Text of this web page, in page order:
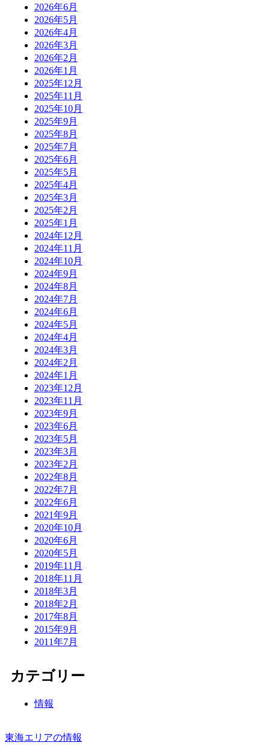
2026年6月
2026年5月
2026年4月
2026年3月
2026年2月
2026年1月
2025年12月
2025年11月
2025年10月
2025年9月
2025年8月
2025年7月
2025年6月
2025年5月
2025年4月
2025年3月
2025年2月
2025年1月
2024年12月
2024年11月
2024年10月
2024年9月
2024年8月
2024年7月
2024年6月
2024年5月
2024年4月
2024年3月
2024年2月
2024年1月
2023年12月
2023年11月
2023年9月
2023年6月
2023年5月
2023年3月
2023年2月
2022年8月
2022年7月
2022年6月
2021年9月
2020年10月
2020年6月
2020年5月
2019年11月
2018年11月
2018年3月
2018年2月
2017年8月
2015年9月
2011年7月
カテゴリー
情報
東海エリアの情報